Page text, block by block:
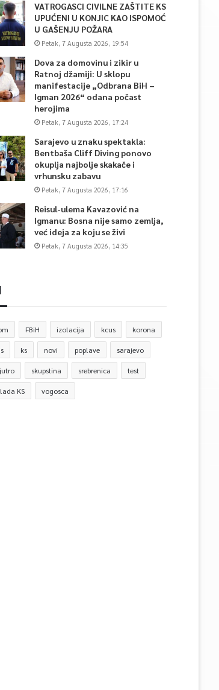
VATROGASCI CIVILNE ZAŠTITE KS
UPUĆENI U KONJIC KAO ISPOMOĆ
U GAŠENJU POŽARA
Petak, 7 Augusta 2026, 19:54
Dova za domovinu i zikir u
Ratnoj džamiji: U sklopu
manifestacije „Odbrana BiH –
Igman 2026“ odana počast
herojima
Petak, 7 Augusta 2026, 17:24
Sarajevo u znaku spektakla:
Bentbaša Cliff Diving ponovo
okuplja najbolje skakače i
vrhunsku zabavu
Petak, 7 Augusta 2026, 17:16
Reisul-ulema Kavazović na
Igmanu: Bosna nije samo zemlja,
već ideja za koju se živi
Petak, 7 Augusta 2026, 14:35
FBiH izolacija kcus korona
ks novi poplave sarajevo
skupstina srebrenica test
KS vogosca